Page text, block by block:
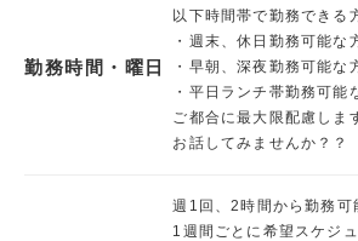
勤務時間・曜日
以下時間帯で勤務できる
・週末、休日勤務可能な
・早朝、深夜勤務可能な
・平日ランチ帯勤務可能
ご都合に最大限配慮しま
お話してみませんか？？
週1回、2時間から勤務可
1週間ごとに希望スケジ